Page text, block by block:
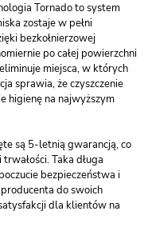
Tornado to system
zostaje w pełni
bezkołnierzowej
po całej powierzchni
miejsca, w których
sprawia, że czyszczenie
higienę na najwyższym
są 5-letnią gwarancją, co
Taka długa
bezpieczeństwa i
do swoich
dla klientów na